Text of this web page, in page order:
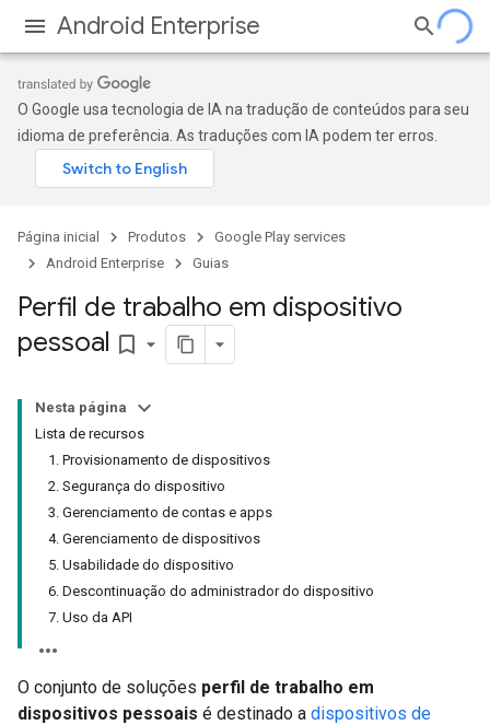
Android Enterprise
O Google usa tecnologia de IA na tradução de conteúdos para seu
idioma de preferência. As traduções com IA podem ter erros.
Página inicial Produtos
Google Play services
Android Enterprise
Guias
Perfil de trabalho em dispositivo
pessoal bookmark_border
Nesta página
Lista de recursos
1. Provisionamento de dispositivos
2. Segurança do dispositivo
3. Gerenciamento de contas e apps
4. Gerenciamento de dispositivos
5. Usabilidade do dispositivo
6. Descontinuação do administrador do dispositivo
7. Uso da API
O conjunto de soluções perfil de trabalho em
dispositivos pessoais é destinado a dispositivos de